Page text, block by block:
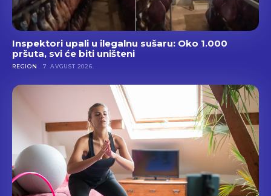
Inspektori upali u ilegalnu sušaru: Oko 1.000
pršuta, svi će biti uništeni
REGION 7. AVGUST 2026.